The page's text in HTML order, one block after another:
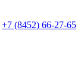
+7 (8452) 66-27-65